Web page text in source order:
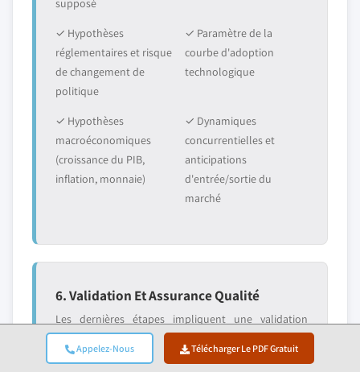
Appelez-Nous Télécharger Le PDF Gratuit
supposé
✓ Hypothèses
réglementaires et risque
de changement de
politique
✓ Paramètre de la
courbe d'adoption
technologique
✓ Hypothèses
macroéconomiques
(croissance du PIB,
inflation, monnaie)
✓ Dynamiques
concurrentielles et
anticipations
d'entrée/sortie du
marché
6. Validation Et Assurance Qualité
Les dernières étapes impliquent une validation
humaine, où des experts du domaine examinent
manuellement les données filtrées pour identifier